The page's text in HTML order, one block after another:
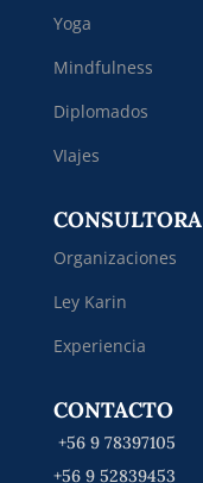
Yoga
Mindfulness
Diplomados
VIajes
CONSULTORA
Organizaciones
Ley Karin
Experiencia
CONTACTO
+56 9 78397105
+56 9 52839453